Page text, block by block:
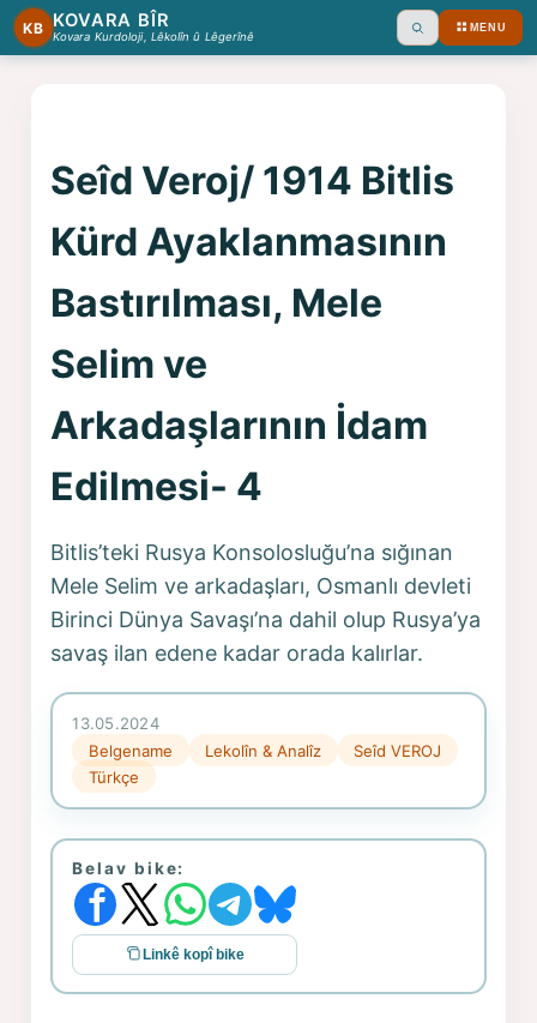
KB KOVARA BÎR
Kovara Kurdoloji, Lêkolîn û Lêgerînê Ara MENU
Seîd Veroj/ 1914 Bitlis
Kürd Ayaklanmasının
Bastırılması, Mele
Selim ve
Arkadaşlarının İdam
Edilmesi- 4
Bitlis’teki Rusya Konsolosluğu’na sığınan
Mele Selim ve arkadaşları, Osmanlı devleti
Birinci Dünya Savaşı’na dahil olup Rusya’ya
savaş ilan edene kadar orada kalırlar.
13.05.2024
Belgename
Lekolîn & Analîz
Seîd VEROJ
Türkçe
Belav bike:
Linkê kopî bike